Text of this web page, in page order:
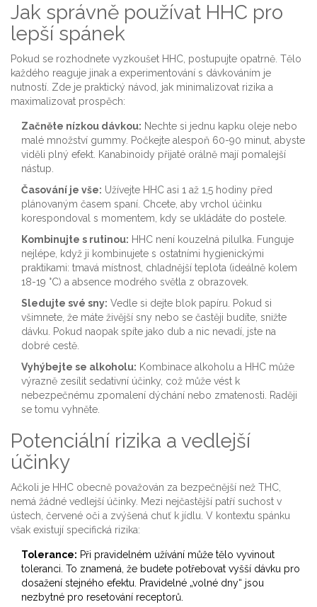
Jak správně používat HHC pro
lepší spánek
Pokud se rozhodnete vyzkoušet HHC, postupujte opatrně. Tělo
každého reaguje jinak a experimentování s dávkováním je
nutností. Zde je praktický návod, jak minimalizovat rizika a
maximalizovat prospěch:
Začněte nízkou dávkou: Nechte si jednu kapku oleje nebo
malé množství gummy. Počkejte alespoň 60-90 minut, abyste
viděli plný efekt. Kanabinoidy přijaté orálně mají pomalejší
nástup.
Časování je vše: Užívejte HHC asi 1 až 1,5 hodiny před
plánovaným časem spaní. Chcete, aby vrchol účinku
korespondoval s momentem, kdy se ukládáte do postele.
Kombinujte s rutinou: HHC není kouzelná pilulka. Funguje
nejlépe, když ji kombinujete s ostatními hygienickými
praktikami: tmavá místnost, chladnější teplota (ideálně kolem
18-19 °C) a absence modrého světla z obrazovek.
Sledujte své sny: Vedle si dejte blok papíru. Pokud si
všimnete, že máte živější sny nebo se častěji budíte, snižte
dávku. Pokud naopak spíte jako dub a nic nevadí, jste na
dobré cestě.
Vyhýbejte se alkoholu: Kombinace alkoholu a HHC může
výrazně zesílit sedativní účinky, což může vést k
nebezpečnému zpomalení dýchání nebo zmatenosti. Raději
se tomu vyhněte.
Potenciální rizika a vedlejší
účinky
Ačkoli je HHC obecně považován za bezpečnější než THC,
nemá žádné vedlejší účinky. Mezi nejčastější patří suchost v
ústech, červené oči a zvýšená chuť k jídlu. V kontextu spánku
však existují specifická rizika:
Tolerance: Při pravidelném užívání může tělo vyvinout
toleranci. To znamená, že budete potřebovat vyšší dávku pro
dosažení stejného efektu. Pravidelné „volné dny“ jsou
nezbytné pro resetování receptorů.